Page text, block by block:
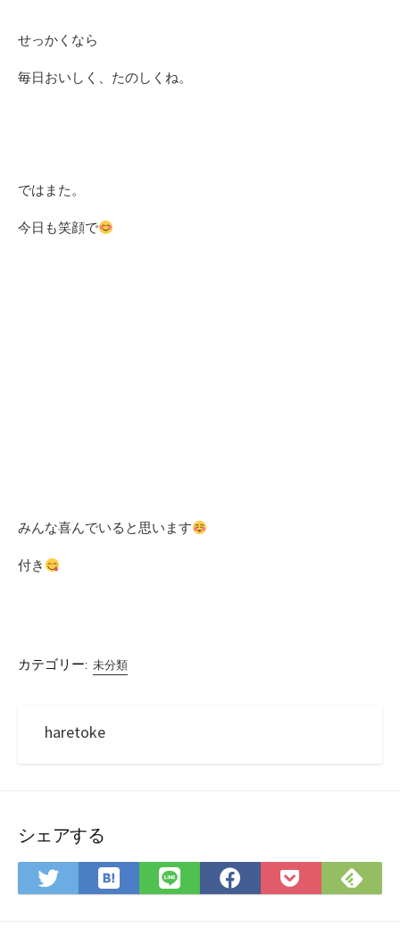
せっかくなら
毎日おいしく、たのしくね。
ではまた。
今日も笑顔で
みんな喜んでいると思います
付き
カテゴリー: 未分類
haretoke
シェアする
Twitter
で
は
て
LINE
で
Facebook
で
Pocket
に
で